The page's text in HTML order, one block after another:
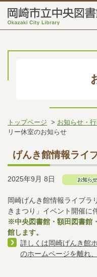
トップページ お知らせ・
リー休室のお知らせ
げんき館情報ライ
2025年9月 8日 お知らせ
岡崎げんき館情報ライブラ
きまつり」イベント開催に
※中央図書館・額田図書館
館します。
詳しくは岡崎げんき館
のホームページを離れ